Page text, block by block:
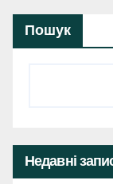
Пошук
Недавні